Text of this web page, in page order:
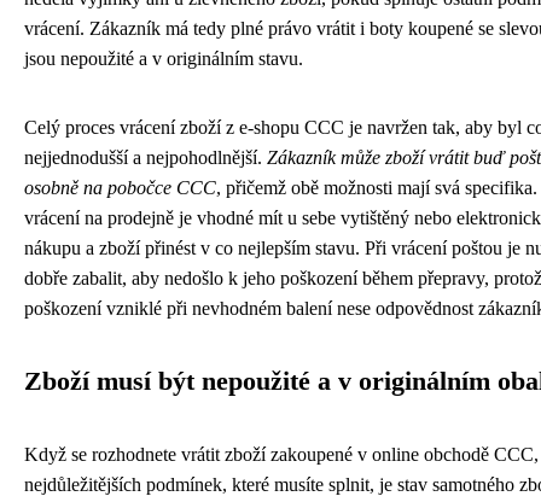
vrácení. Zákazník má tedy plné právo vrátit i boty koupené se
jsou nepoužité a v originálním stavu.
Celý proces vrácení zboží z e-shopu CCC je navržen tak, aby byl
nejjednodušší a nejpohodlnější. Zákazník může zboží vrátit buď
osobně na pobočce CCC, přičemž obě možnosti mají svá
vrácení na prodejně je vhodné mít u sebe vytištěný nebo
nákupu a zboží přinést v co nejlepším stavu. Při vrácení poštou je
dobře zabalit, aby nedošlo k jeho poškození během přepravy,
poškození vzniklé při nevhodném balení nese odpovědnost
Zboží musí být nepoužité a v originálním
Když se rozhodnete vrátit zboží zakoupené v online obchodě
nejdůležitějších podmínek, které musíte splnit, je stav samotného